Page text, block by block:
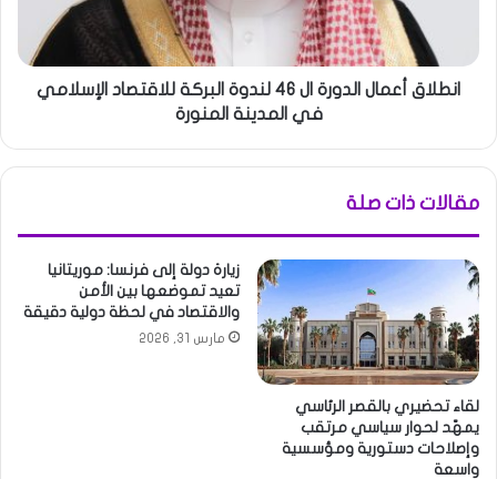
انطلاق أعمال الدورة ال 46 لندوة البركة للاقتصاد الإسلامي
في المدينة المنورة
مقالات ذات صلة
لقاء تحضيري بالقصر الرئاسي
يمهّد لحوار سياسي مرتقب
وإصلاحات دستورية ومؤسسية
واسعة
زيارة دولة إلى فرنسا: موريتانيا
تعيد تموضعها بين الأمن
والاقتصاد في لحظة دولية دقيقة
مارس 31, 2026